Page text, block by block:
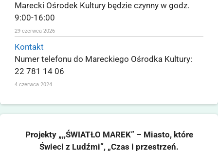
Marecki Ośrodek Kultury będzie czynny w godz.
9:00-16:00
29 czerwca 2026
Kontakt
Numer telefonu do Mareckiego Ośrodka Kultury:
22 781 14 06
4 czerwca 2024
Projekty „,,ŚWIATŁO MAREK” – Miasto, które
Świeci z Ludźmi”, „Czas i przestrzeń.